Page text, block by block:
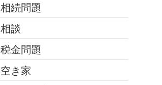
相続問題
相談
税金問題
空き家